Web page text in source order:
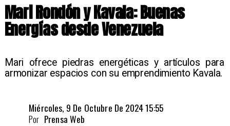
Mari Rondón y Kavala: Buenas
Energías desde Venezuela
​Mari ofrece piedras energéticas y artículos para
armonizar espacios con su emprendimiento Kavala.
Miércoles, 9 De Octubre De 2024 15:55
Prensa Web
Por